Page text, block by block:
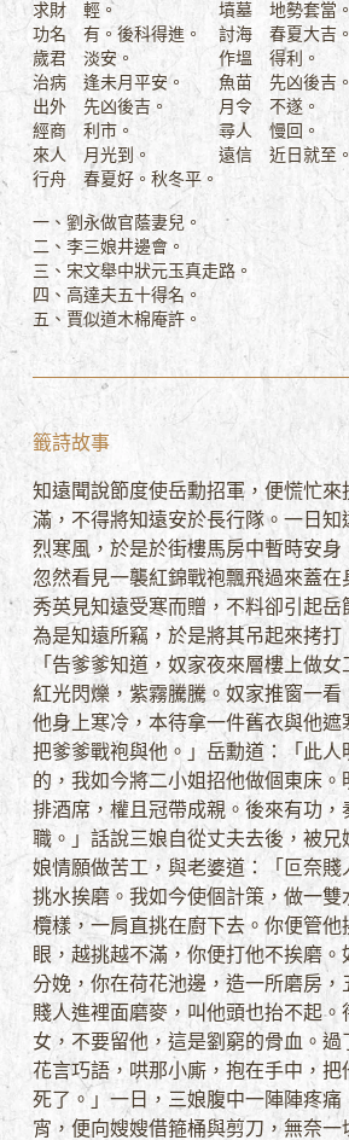
求財 輕。
功名 有。後科得進。
歲君 淡安。
治病 逢未月平安。
出外 先凶後吉。
經商 利市。
來人 月光到。
行舟 春夏好。秋冬平。
墳墓 地勢套當
討海 春夏大吉。
作塭 得利。
魚苗 先凶後吉。
月令 不遂。
尋人 慢回。
遠信 近日就至。
一、劉永做官蔭妻兒。
二、李三娘井邊會。
三、宋文舉中狀元玉真走路。
四、高達夫五十得名。
五、賈似道木棉庵許。
籤詩故事
知遠聞說節度使岳勳招軍，便慌忙來
滿，不得將知遠安於長行隊。一日知
烈寒風，於是於街樓馬房中暫時安身
忽然看見一襲紅錦戰袍飄飛過來蓋在
秀英見知遠受寒而贈，不料卻引起岳
為是知遠所竊，於是將其吊起來拷打
「告爹爹知道，奴家夜來層樓上做女
紅光閃爍，紫霧騰騰。奴家推窗一看
他身上寒冷，本待拿一件舊衣與他遮
把爹爹戰袍與他。」岳勳道：「此人
的，我如今將二小姐招他做個東床。
排酒席，權且冠帶成親。後來有功，
職。」話說三娘自從丈夫去後，被兄
娘情願做苦工，與老婆道：「叵奈賤
挑水挨磨。我如今使個計策，做一雙
欖樣，一肩直挑在廚下去。你便管他
眼，越挑越不滿，你便打他不挨磨
分娩，你在荷花池邊，造一所磨房，
賤人進裡面磨麥，叫他頭也抬不起。
女，不要留他，這是劉窮的骨血。過
花言巧語，哄那小廝，抱在手中，把
死了。」一日，三娘腹中一陣陣疼痛
宵，便向嫂嫂借箍桶與剪刀，無奈一